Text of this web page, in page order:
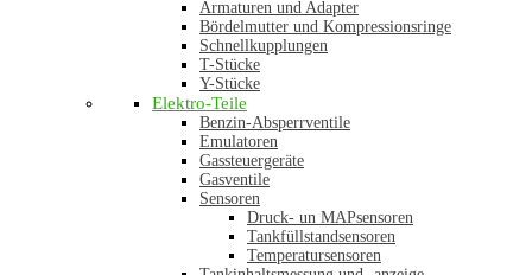
Armaturen und Adapter
Bördelmutter und Kompressionsringe
Schnellkupplungen
T-Stücke
Y-Stücke
Elektro-Teile
Benzin-Absperrventile
Emulatoren
Gassteuergeräte
Gasventile
Sensoren
Druck- un MAPsensoren
Tankfüllstandsensoren
Temperatursensoren